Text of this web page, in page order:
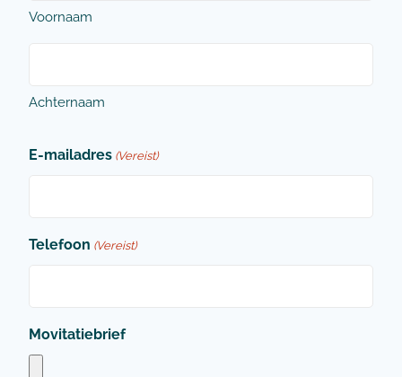
Voornaam
Achternaam
E-mailadres (Vereist)
Telefoon (Vereist)
Movitatiebrief